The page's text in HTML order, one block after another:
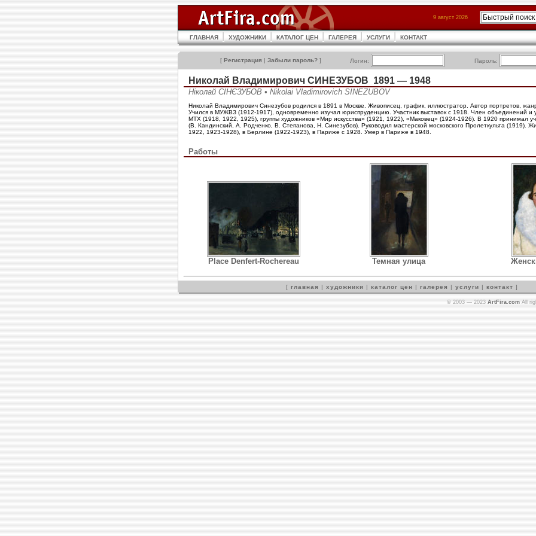
9 август 2026
ГЛАВНАЯ ХУДОЖНИКИ КАТАЛОГ ЦЕН ГАЛЕРЕЯ УСЛУГИ КОНТАКТ
[ Регистрация | Забыли пароль? ] Логин: Пароль:
Николай Владимирович СИНЕЗУБОВ 1891 — 1948
Ніколай СІНЄЗУБОВ • Nikolai Vladimirovich SINEZUBOV
Николай Владимирович Синезубов родился в 1891 в Москве. Живописец, график, иллюстратор. Автор портретов,
Учился в МУЖВЗ (1912-1917), одновременно изучал юриспруденцию. Участник выставок с 1918. Член объединений и
МТХ (1918, 1922, 1925), группы художников «Мир искусства» (1921, 1922), «Маковец» (1924-1926). В 1920 принимал
(В. Кандинский, А. Родченко, В. Степанова, Н. Синезубов). Руководил мастерской московского Пролеткульта (1919).
1922, 1923-1928), в Берлине (1922-1923), в Париже с 1928. Умер в Париже в 1948.
Работы
Place Denfert-Rochereau Темная улица
[ главная | художники | каталог цен | галерея | услуги | контакт ]
© 2003 — 2023 ArtFira.com All